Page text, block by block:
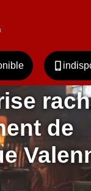
de